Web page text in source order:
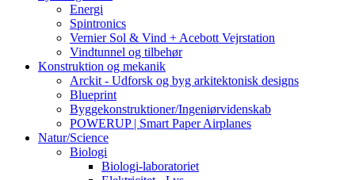
Energi
Spintronics
Vernier Sol & Vind + Acebott Vejrstation
Vindtunnel og tilbehør
Konstruktion og mekanik
Arckit - Udforsk og byg arkitektonisk designs
Blueprint
Byggekonstruktioner/Ingeniørvidenskab
POWERUP | Smart Paper Airplanes
Natur/Science
Biologi
Biologi-laboratoriet